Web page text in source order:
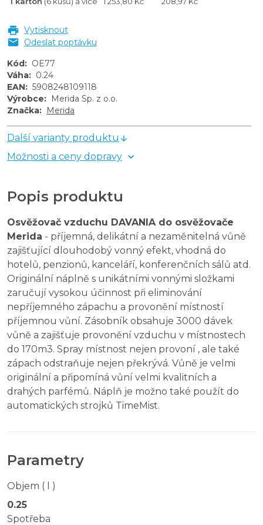
Vytisknout
Odeslat poptávku
Kód : OE77
Váha: 0.24
EAN: 5908248109118
Výrobce:
Merida Sp. z o.o.
Značka: Merida
Další varianty produktu
Možnosti a ceny dopravy
Popis produktu
Osvěžovač vzduchu DAVANIA do osvěžovače
Merida - příjemná, delikátní a nezaměnitelná vůně
zajišťující dlouhodobý vonný efekt, vhodná do
hotelů, penzionů, kanceláří, konferenčních sálů atd.
Originální náplně s unikátními vonnými složkami
zaručují vysokou účinnost při eliminování
nepříjemného zápachu a provonění místností
příjemnou vůní. Zásobník obsahuje 3000 dávek
vůně a zajišťuje provonění vzduchu v místnostech
do 170m3. Spray místnost nejen provoní , ale také
zápach odstraňuje nejen překrývá. Vůně je velmi
originální a připomíná vůní velmi kvalitních a
drahých parfémů. Náplň je možno také použít do
automatických strojků TimeMist.
Parametry
Objem ( l )
0.25
Spotřeba